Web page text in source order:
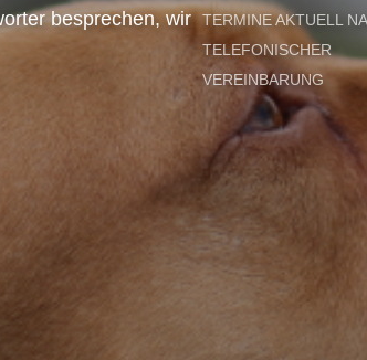
besprechen, wir
TERMINE AKTUELL
TELEFONISCHER
VEREINBARUNG